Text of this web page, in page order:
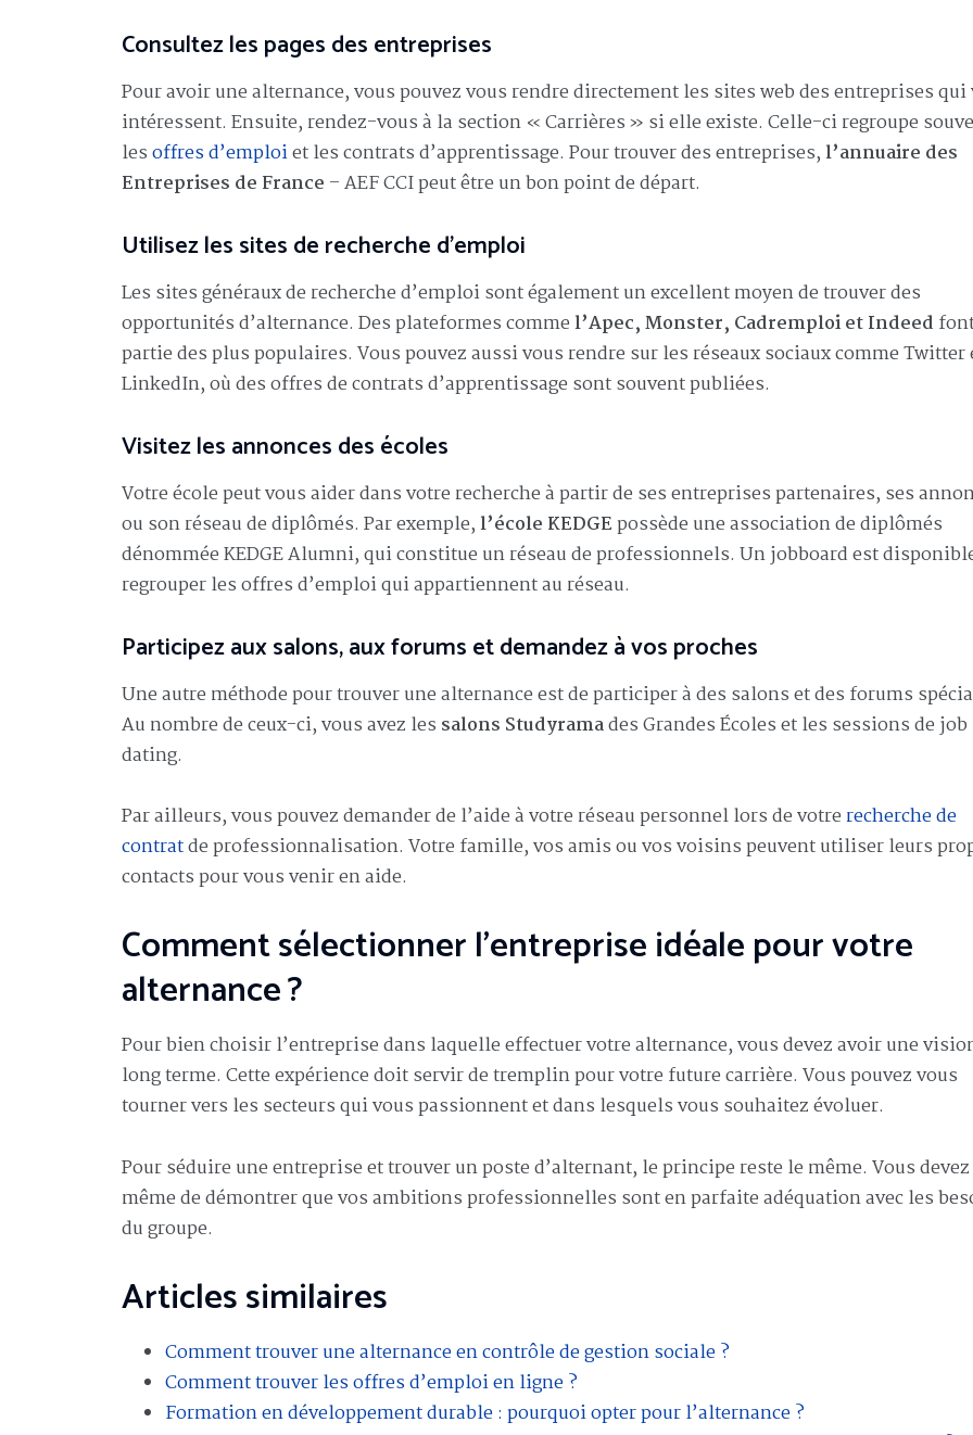
Consultez les pages des entreprises
Pour avoir une alternance, vous pouvez vous rendre directement les sites web des entreprises qui
intéressent. Ensuite, rendez-vous à la section « Carrières » si elle existe. Celle-ci regroupe
lesoffres d’emploiet les contrats d’apprentissage. Pour trouver des entreprises,l’annuaire des
Entreprises de France – AEF CCI peut être un bon point de départ.
Utilisez les sites de recherche d’emploi
Les sites généraux de recherche d’emploi sont également un excellent moyen de trouver des
opportunités d’alternance. Des plateformes commel’Apec, Monster, Cadremploi et Indeed
partie des plus populaires. Vous pouvez aussi vous rendre sur les réseaux sociaux comme Twitter
LinkedIn, où des offres de contrats d’apprentissage sont souvent publiées.
Visitez les annonces des écoles
Votre école peut vous aider dans votre recherche à partir de ses entreprises partenaires, ses
ou son réseau de diplômés. Par exemple,l’école KEDGEpossède une association de diplômés
dénommée KEDGE Alumni, qui constitue un réseau de professionnels. Un jobboard est
regrouper les offres d’emploi qui appartiennent au réseau.
Participez aux salons, aux forums et demandez à vos proches
Une autre méthode pour trouver une alternance est de participer à des salons et des forums
Au nombre de ceux-ci, vous avez les salons Studyramades Grandes Écoles et les sessions de job
dating.
Par ailleurs, vous pouvez demander de l’aide à votre réseau personnel lors de votrerecherche de
contratde professionnalisation. Votre famille, vos amis ou vos voisins peuvent utiliser leurs
contacts pour vous venir en aide.
Comment sélectionner l’entreprise idéale pour votre
alternance ?
Pour bien choisir l’entreprise dans laquelle effectuer votre alternance, vous devez avoir une
long terme. Cette expérience doit servir de tremplin pour votre future carrière. Vous pouvez vous
tourner vers les secteurs qui vous passionnent et dans lesquels vous souhaitez évoluer.
Pour séduire une entreprise et trouver un poste d’alternant, le principe reste le même. Vous
même de démontrer que vos ambitions professionnelles sont en parfaite adéquation avec les
du groupe.
Articles similaires
Comment trouver une alternance en contrôle de gestion sociale ?
Comment trouver les offres d’emploi en ligne ?
Formation en développement durable : pourquoi opter pour l’alternance ?